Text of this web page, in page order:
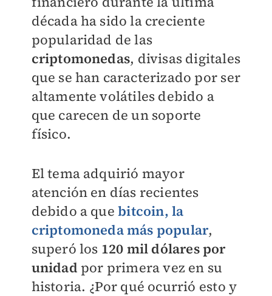
década ha sido la creciente
popularidad de las
criptomonedas, divisas digitales
que se han caracterizado por ser
altamente volátiles debido a
que carecen de un soporte
físico.
El tema adquirió mayor
atención en días recientes
debido a quebitcoin, la
criptomoneda más popular,
superó los 120 mil dólares por
unidad por primera vez en su
historia. ¿Por qué ocurrió esto y